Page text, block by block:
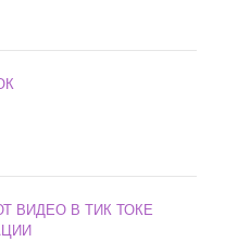
ВИДЕО В ТИК ТОКЕ